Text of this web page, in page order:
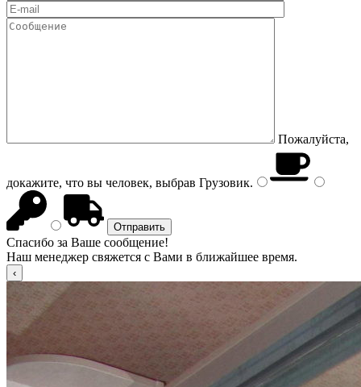
Пожалуйста,
докажите, что вы человек, выбрав Грузовик.
Спасибо за Ваше сообщение!
Наш менеджер свяжется с Вами в ближайшее время.